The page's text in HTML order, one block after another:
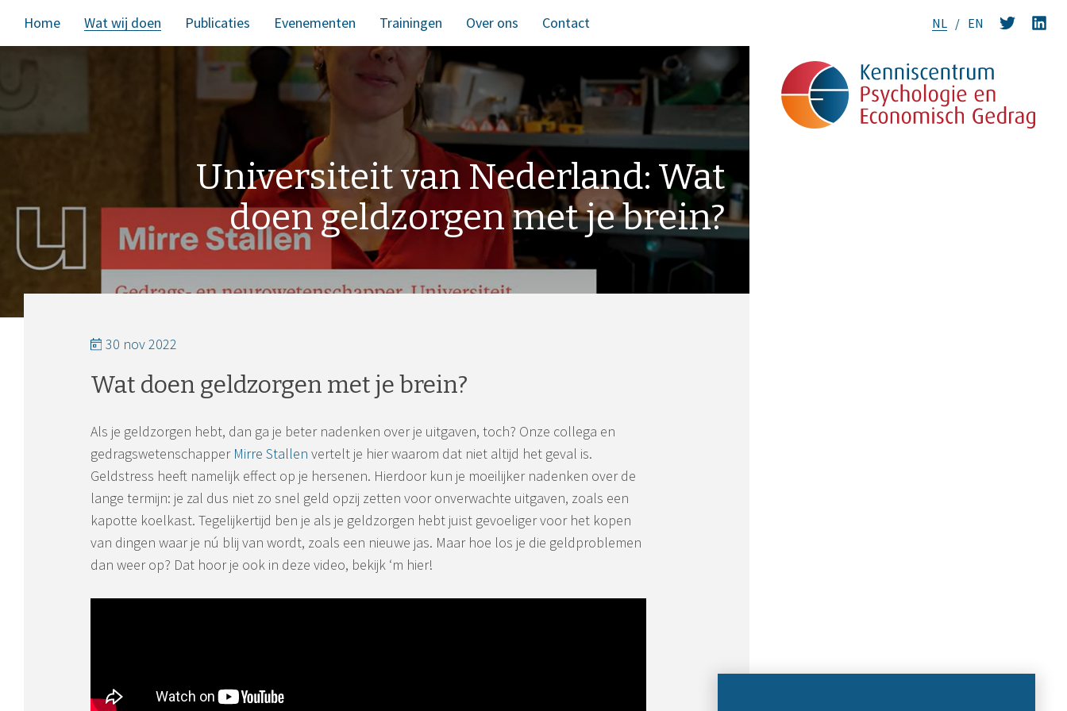
Home Wat wij doen Publicaties Evenementen Trainingen Over ons Contact NL EN
Universiteit van Nederland: Wat
doen geldzorgen met je brein?
30 nov 2022
Wat doen geldzorgen met je brein?
Als je geldzorgen hebt, dan ga je beter nadenken over je uitgaven, toch? Onze collega en
gedragswetenschapper Mirre Stallen vertelt je hier waarom dat niet altijd het geval is.
Geldstress heeft namelijk effect op je hersenen. Hierdoor kun je moeilijker nadenken over de
lange termijn: je zal dus niet zo snel geld opzij zetten voor onverwachte uitgaven, zoals een
kapotte koelkast. Tegelijkertijd ben je als je geldzorgen hebt juist gevoeliger voor het kopen
van dingen waar je nú blij van wordt, zoals een nieuwe jas. Maar hoe los je die geldproblemen
dan weer op? Dat hoor je ook in deze video, bekijk ‘m hier!